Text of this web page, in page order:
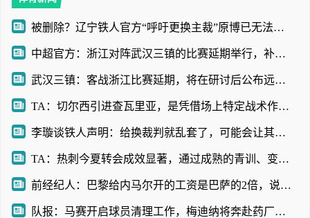
被删除？辽宁铁人官方“呼吁更换主裁”原博已无法查看
中超官方：浙江对阵武汉三镇的比赛延期举行，补赛时间另行通知
武汉三镇：客战浙江比赛延期，将在研讨后公布远征球迷的补偿方案
TA：切尔西引进查瓦里亚，是凭借场上特定战术作用被选中的即战力
李璇谈铁人声明：给换裁判就乱套了，可能会让其他裁判产生共情
TA：热刺今夏转会成效显著，通过成熟的青训、变现完成阵容迭代
前经纪人：巴黎给内马尔开的工资是巴萨的2倍，说到底还是钱
队报：马赛开启球员清理工作，梅迪纳将奔赴药厂，鲁利将加盟曼城